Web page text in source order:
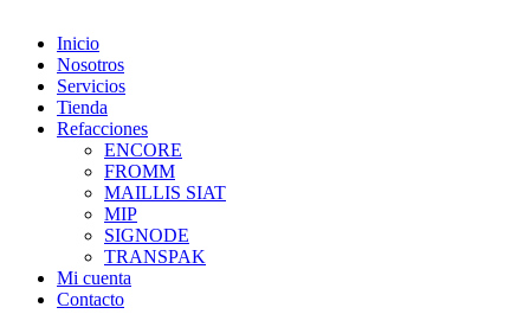
Inicio
Nosotros
Servicios
Tienda
Refacciones
ENCORE
FROMM
MAILLIS SIAT
MIP
SIGNODE
TRANSPAK
Mi cuenta
Contacto